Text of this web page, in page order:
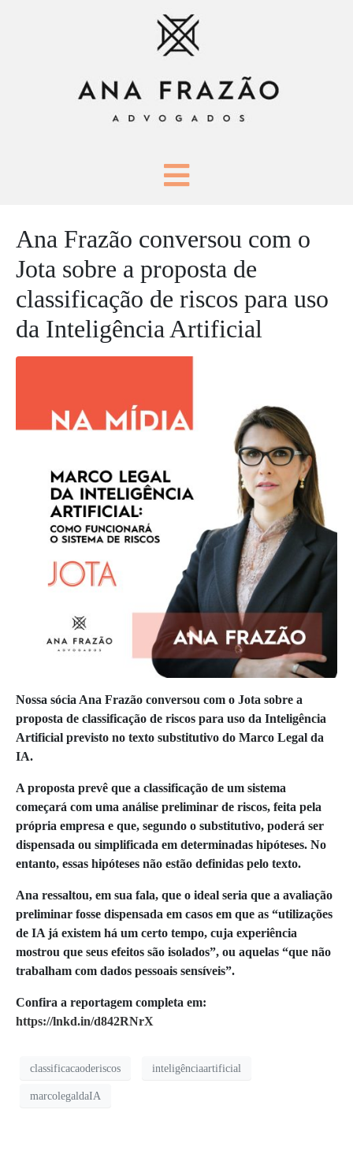
Ana Frazão conversou com o
Jota sobre a proposta de
classificação de riscos para uso
da Inteligência Artificial
Nossa sócia Ana Frazão conversou com o Jota sobre a
proposta de classificação de riscos para uso da Inteligência
Artificial previsto no texto substitutivo do Marco Legal da
IA.
A proposta prevê que a classificação de um sistema
começará com uma análise preliminar de riscos, feita pela
própria empresa e que, segundo o substitutivo, poderá ser
dispensada ou simplificada em determinadas hipóteses. No
entanto, essas hipóteses não estão definidas pelo texto.
Ana ressaltou, em sua fala, que o ideal seria que a avaliação
preliminar fosse dispensada em casos em que as “utilizações
de IA já existem há um certo tempo, cuja experiência
mostrou que seus efeitos são isolados”, ou aquelas “que não
trabalham com dados pessoais sensíveis”.
Confira a reportagem completa em:
https://lnkd.in/d842RNrX
classificacaoderiscos inteligênciaartificial
marcolegaldaIA